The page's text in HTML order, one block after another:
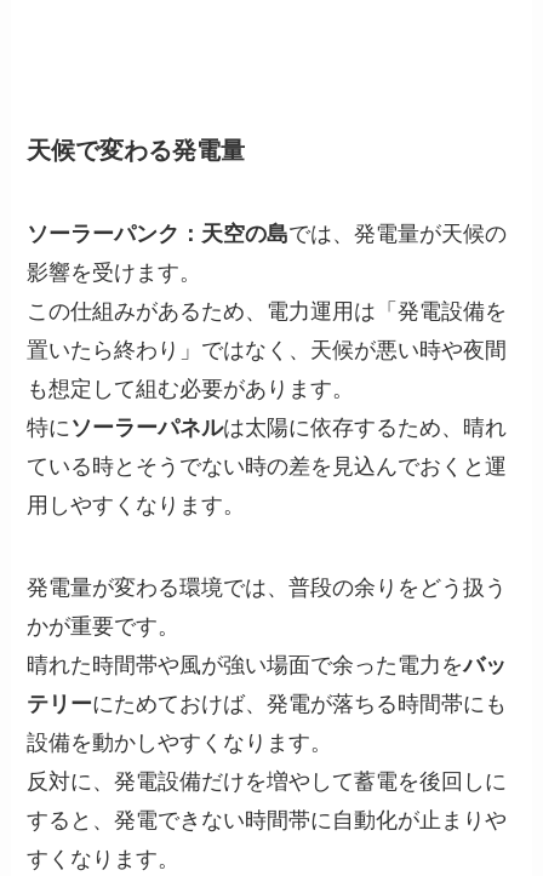
天候で変わる発電量
ソーラーパンク：天空の島では、発電量が天候の
影響を受けます。
この仕組みがあるため、電力運用は「発電設備を
置いたら終わり」ではなく、天候が悪い時や夜間
も想定して組む必要があります。
特にソーラーパネルは太陽に依存するため、晴れ
ている時とそうでない時の差を見込んでおくと運
用しやすくなります。
発電量が変わる環境では、普段の余りをどう扱う
かが重要です。
晴れた時間帯や風が強い場面で余った電力をバッ
テリーにためておけば、発電が落ちる時間帯にも
設備を動かしやすくなります。
反対に、発電設備だけを増やして蓄電を後回しに
すると、発電できない時間帯に自動化が止まりや
すくなります。